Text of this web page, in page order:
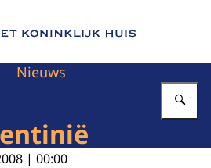
van Het Koninklijk Huis
Nieuws
| 00:00